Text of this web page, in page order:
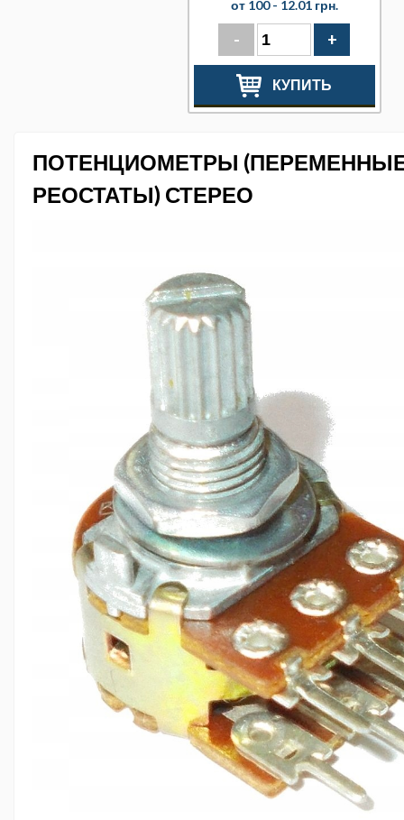
от 100 - 12.01 грн.
- +
КУПИТЬ
ПОТЕНЦИОМЕТРЫ
РЕОСТАТЫ) СТЕРЕО